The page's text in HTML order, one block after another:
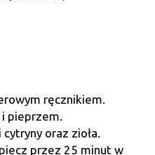
ręcznikiem.
pieprzem.
oraz zioła.
przez 25 minut w